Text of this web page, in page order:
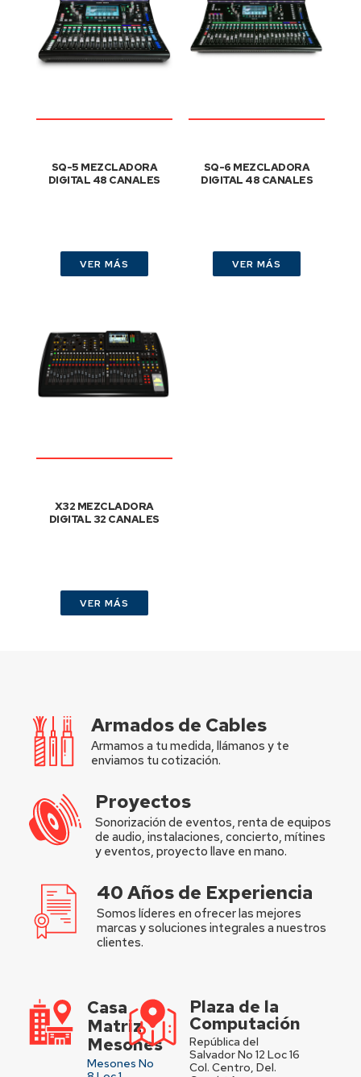
SQ-5 MEZCLADORA
DIGITAL 48 CANALES
VER MÁS
SQ-6 MEZCLADORA
DIGITAL 48 CANALES
VER MÁS
X32 MEZCLADORA
DIGITAL 32 CANALES
VER MÁS
Armados de Cables
Armamos a tu medida, llámanos y te
enviamos tu cotización.
Proyectos
Sonorización de eventos, renta de equipos
de audio, instalaciones, concierto, mítines
y eventos, proyecto llave en mano.
40 Años de Experiencia
Somos líderes en ofrecer las mejores
marcas y soluciones integrales a nuestros
clientes.
Casa
Matriz
Mesones
Mesones No
Plaza de la
Computación
República del
Salvador No 12 Loc 16
Col. Centro, Del.